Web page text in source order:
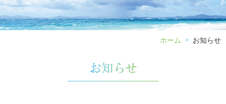
ホーム > お知らせ
お知らせ